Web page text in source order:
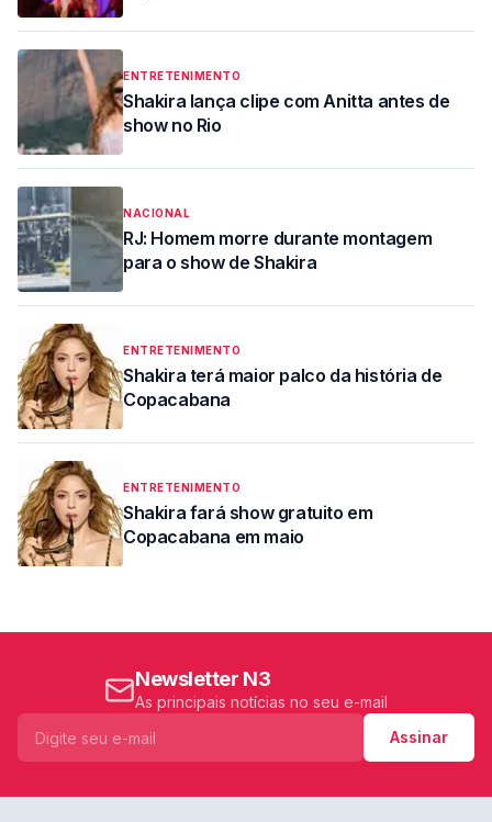
ENTRETENIMENTO
Shakira lança clipe com Anitta antes de
show no Rio
NACIONAL
RJ: Homem morre durante montagem
para o show de Shakira
ENTRETENIMENTO
Shakira terá maior palco da história de
Copacabana
ENTRETENIMENTO
Shakira fará show gratuito em
Copacabana em maio
Newsletter N3
As principais notícias no seu e-mail
Assinar